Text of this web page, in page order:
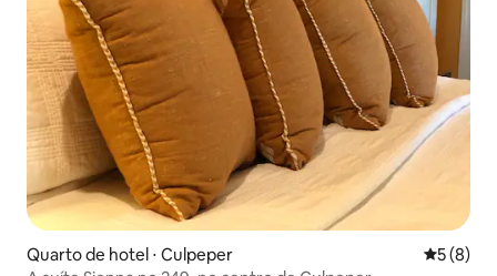
Quarto de hotel ⋅ Culpeper 5 de
5 (8)